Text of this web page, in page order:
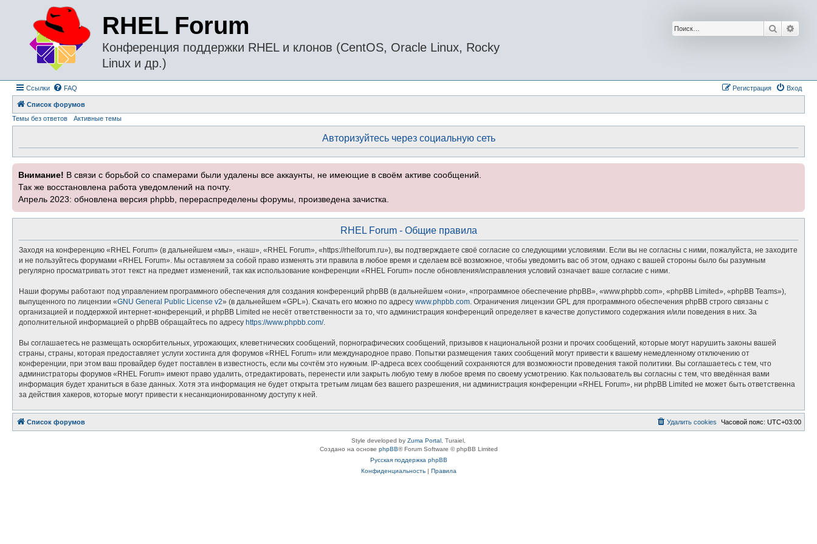
RHEL Forum
Конференция поддержки RHEL и клонов (CentOS, Oracle Linux, Rocky
Linux и др.)
Поиск
Ссылки FAQ Вход
Регистрация
Список форумов
Темы без ответов
Активные темы
Авторизуйтесь через социальную сеть
Внимание! В связи с борьбой со спамерами были удалены все аккаунты, не имеющие в своём активе сообщений.
Так же восстановлена работа уведомлений на почту.
Апрель 2023: обновлена версия phpbb, перераспределены форумы, произведена зачистка.
RHEL Forum - Общие правила
Заходя на конференцию «RHEL Forum» (в дальнейшем «мы», «наш», «RHEL Forum», «https://rhelforum.ru»), вы подтверждаете своё согласие со следующими условиями. Если вы не согласны с ними, пожалуйста, не заходите
и не пользуйтесь форумами «RHEL Forum». Мы оставляем за собой право изменять эти правила в любое время и сделаем всё возможное, чтобы уведомить вас об этом, однако с вашей стороны было бы разумным
регулярно просматривать этот текст на предмет изменений, так как использование конференции «RHEL Forum» после обновления/исправления условий означает ваше согласие с ними.
Наши форумы работают под управлением программного обеспечения для создания конференций phpBB (в дальнейшем «они», «программное обеспечение phpBB», «www.phpbb.com», «phpBB Limited», «phpBB Teams»),
выпущенного по лицензии «GNU General Public License v2» (в дальнейшем «GPL»). Скачать его можно по адресу www.phpbb.com. Ограничения лицензии GPL для программного обеспечения phpBB строго связаны с
организацией и поддержкой интернет-конференций, и phpBB Limited не несёт ответственности за то, что администрация конференций определяет в качестве допустимого содержания и/или поведения в них. За
дополнительной информацией о phpBB обращайтесь по адресу https://www.phpbb.com/.
Вы соглашаетесь не размещать оскорбительных, угрожающих, клеветнических сообщений, порнографических сообщений, призывов к национальной розни и прочих сообщений, которые могут нарушить законы вашей
страны, страны, которая предоставляет услуги хостинга для форумов «RHEL Forum» или международное право. Попытки размещения таких сообщений могут привести к вашему немедленному отключению от
конференции, при этом ваш провайдер будет поставлен в известность, если мы сочтём это нужным. IP-адреса всех сообщений сохраняются для возможности проведения такой политики. Вы соглашаетесь с тем, что
администраторы форумов «RHEL Forum» имеют право удалить, отредактировать, перенести или закрыть любую тему в любое время по своему усмотрению. Как пользователь вы согласны с тем, что введённая вами
информация будет храниться в базе данных. Хотя эта информация не будет открыта третьим лицам без вашего разрешения, ни администрация конференции «RHEL Forum», ни phpBB Limited не может быть ответственна
за действия хакеров, которые могут привести к несанкционированному доступу к ней.
Список форумов Часовой пояс: UTC+03:00
Удалить cookies
Style developed by Zuma Portal , Turaiel,
Создано на основе phpBB® Forum Software © phpBB Limited
Русская поддержка phpBB
Конфиденциальность| Правила